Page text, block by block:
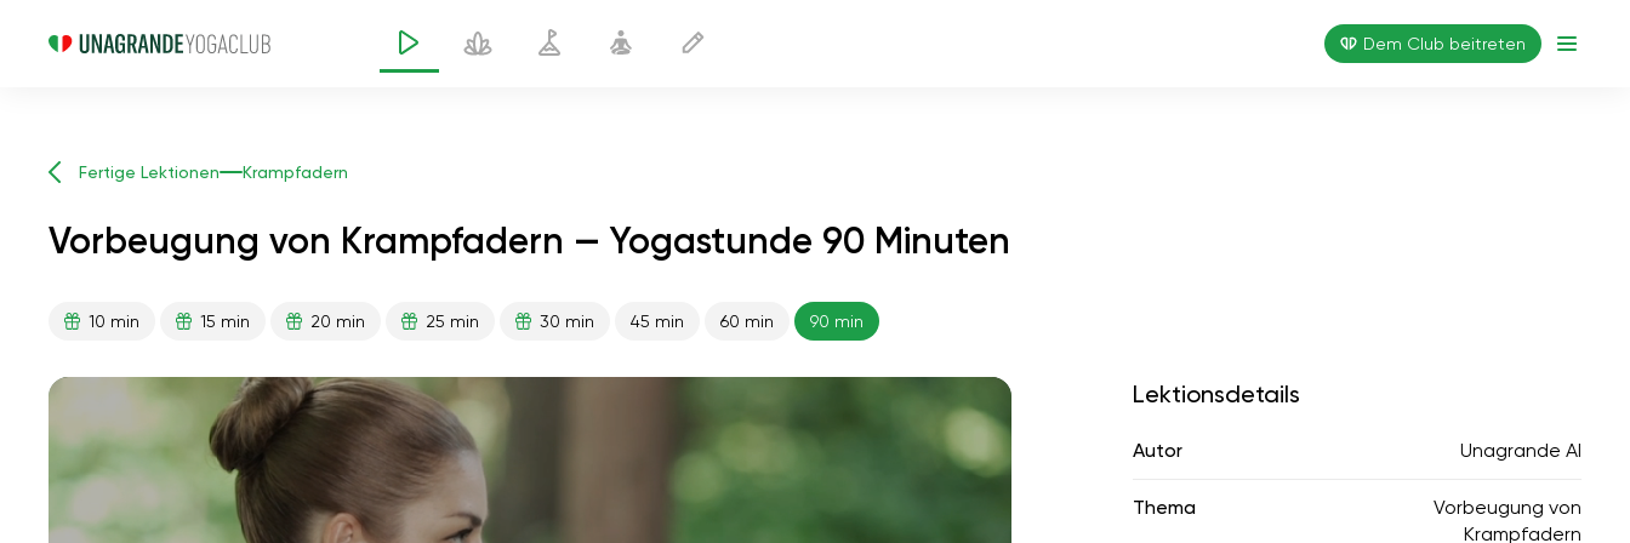
Dem Club beitreten
Fertige Lektionen Krampfadern
Vorbeugung von Krampfadern — Yogastunde 90 Minuten
10 min 15 min 20 min 25 min 30 min 45 min 60 min 90 min
Lektionsdetails
Autor Unagrande AI
Thema
Vorbeugung von
Krampfadern